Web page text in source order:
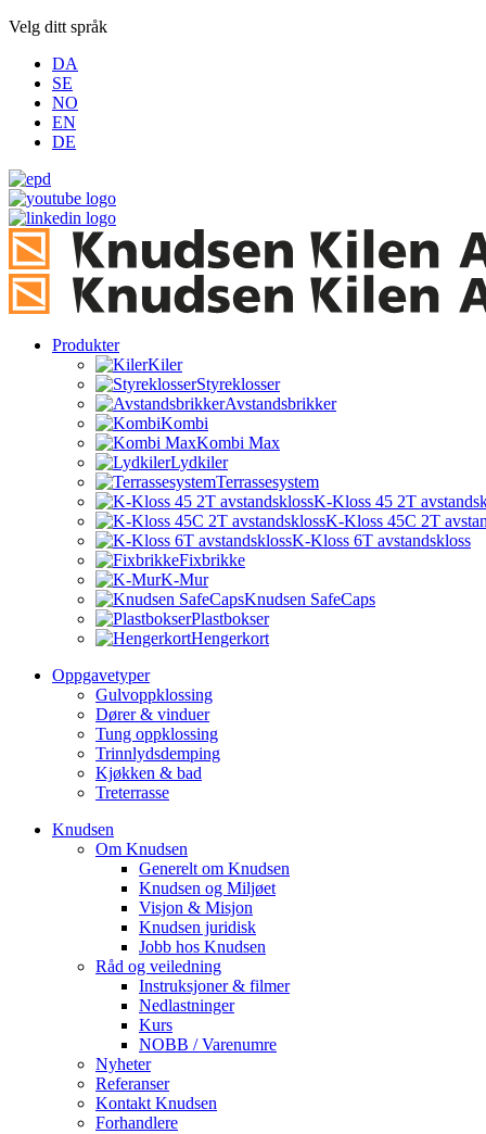
Velg ditt språk
DA
SE
NO
EN
DE
Produkter
Kiler
Styreklosser
Avstandsbrikker
Kombi
Kombi Max
Lydkiler
Terrassesystem
K-Kloss 45 2T
K-Kloss 45C 2T
K-Kloss 6T avstandskloss
Fixbrikke
K-Mur
Knudsen SafeCaps
Plastbokser
Hengerkort
Oppgavetyper
Gulvoppklossing
Dører & vinduer
Tung oppklossing
Trinnlydsdemping
Kjøkken & bad
Treterrasse
Knudsen
Om Knudsen
Generelt om Knudsen
Knudsen og Miljøet
Visjon & Misjon
Knudsen juridisk
Jobb hos Knudsen
Råd og veiledning
Instruksjoner & filmer
Nedlastninger
Kurs
NOBB / Varenumre
Nyheter
Referanser
Kontakt Knudsen
Forhandlere